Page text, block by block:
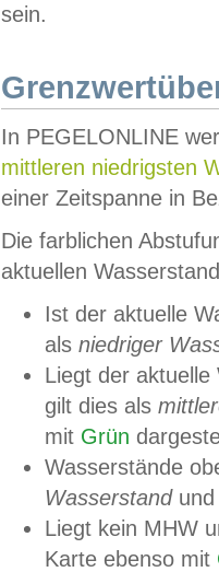
sein.
In PEGELONLINE
mittleren niedrigsten
einer Zeitspanne in
Die farblichen
aktuellen
Ist der aktuelle
als niedriger
Liegt der
gilt dies als
mit Grün
Wasserstände
Wasserstandund
Liegt kein MHW
Karte ebenso mit